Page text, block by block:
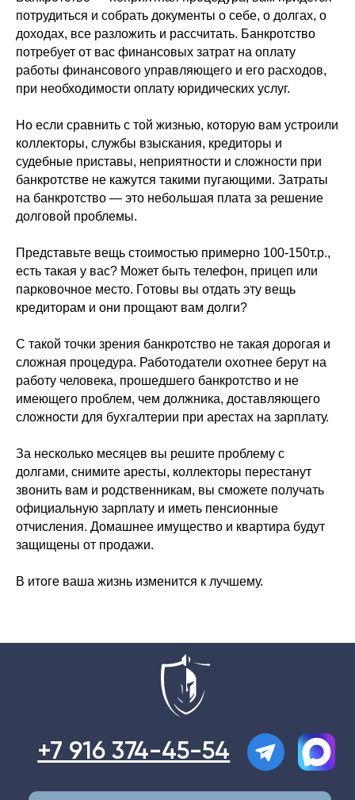
потрудиться и собрать документы о себе, о долгах, о
доходах, все разложить и рассчитать. Банкротство
потребует от вас финансовых затрат на оплату
работы финансового управляющего и его расходов,
при необходимости оплату юридических услуг.
Но если сравнить с той жизнью, которую вам устроили
коллекторы, службы взыскания, кредиторы и
судебные приставы, неприятности и сложности при
банкротстве не кажутся такими пугающими. Затраты
на банкротство — это небольшая плата за решение
долговой проблемы.
Представьте вещь стоимостью примерно 100-150т.р.,
есть такая у вас? Может быть телефон, прицеп или
парковочное место. Готовы вы отдать эту вещь
кредиторам и они прощают вам долги?
С такой точки зрения банкротство не такая дорогая и
сложная процедура. Работодатели охотнее берут на
работу человека, прошедшего банкротство и не
имеющего проблем, чем должника, доставляющего
сложности для бухгалтерии при арестах на зарплату.
За несколько месяцев вы решите проблему с
долгами, снимите аресты, коллекторы перестанут
звонить вам и родственникам, вы сможете получать
официальную зарплату и иметь пенсионные
отчисления. Домашнее имущество и квартира будут
защищены от продажи.
В итоге ваша жизнь изменится к лучшему.
Заказать консультацию
+7 916 374-45-54
ИНН: 9709096475
Результаты
Частые вопросы
Контакты